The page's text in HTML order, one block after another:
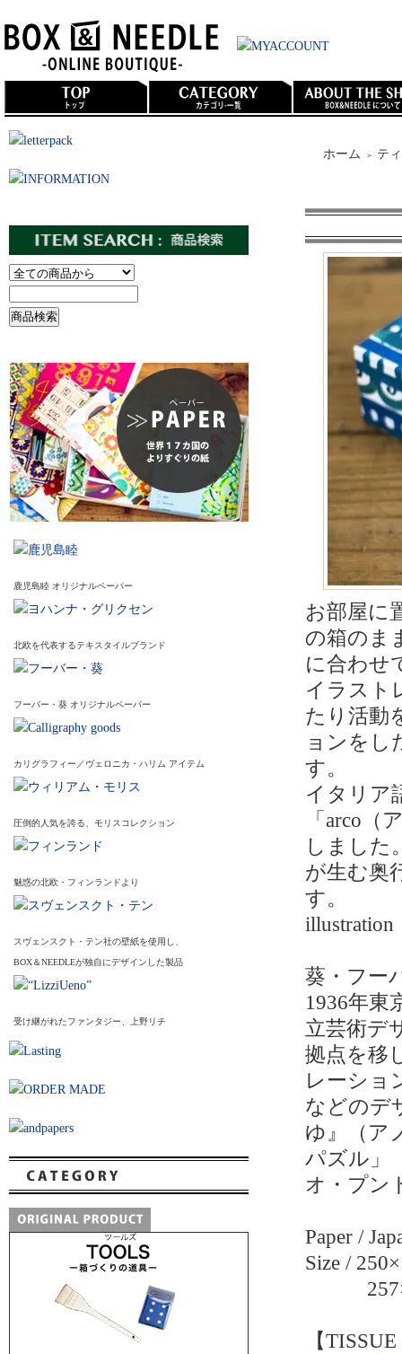
鹿児島睦 オリジナルペーパー
北欧を代表するテキスタイルブランド
フーバー・葵 オリジナルペーパー
カリグラフィー／ヴェロニカ・ハリム アイテム
圧倒的人気を誇る、モリスコレクション
魅惑の北欧・フィンランドより
スヴェンスクト・テン社の壁紙を使用し、
BOX＆NEEDLEが独自にデザインした製品
受け継がれたファンタジー、上野リチ
ホーム ＞ テ
お部屋に
の箱のま
に合わせ
イラスト
たり活動
ョンをし
す。
イタリア
「arco
しました
が生む奥
す。
illustration
葵・フー
1936年東
立芸術デ
拠点を移
レーショ
などのデ
ゆ』（ア
パズル」
オ・プン
Paper /
Size /
【